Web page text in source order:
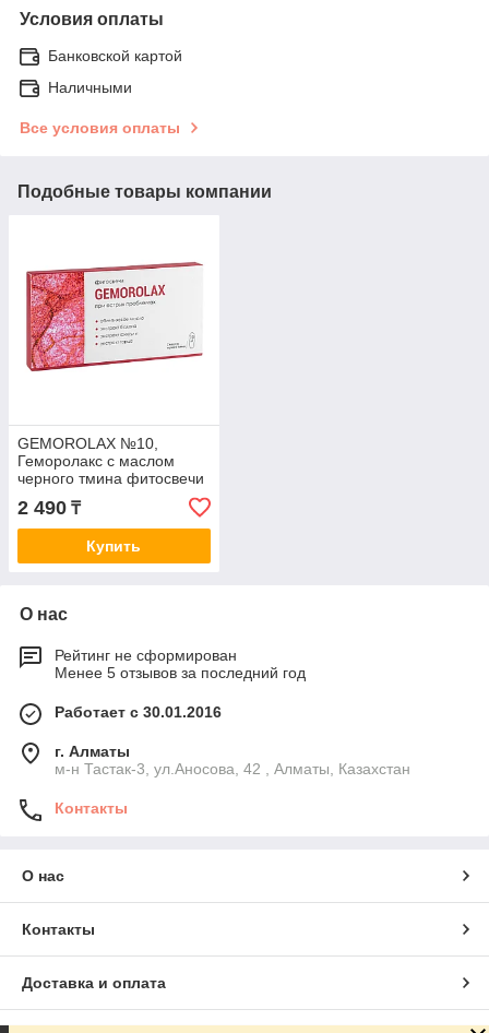
Условия оплаты
Банковской картой
Наличными
Все условия оплаты
Подобные товары компании
GEMOROLAX №10,
Геморолакс с маслом
черного тмина фитосвечи
при геморрое
2 490 ₸
Купить
О нас
Рейтинг не сформирован
Менее 5 отзывов за последний год
Работает с 30.01.2016
г. Алматы
м-н Тастак-3, ул.Аносова, 42 , Алматы, Казахстан
Контакты
О нас
Контакты
Доставка и оплата